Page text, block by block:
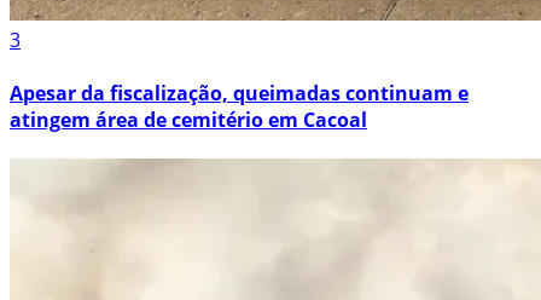
3
Apesar da fiscalização, queimadas continuam e
atingem área de cemitério em Cacoal